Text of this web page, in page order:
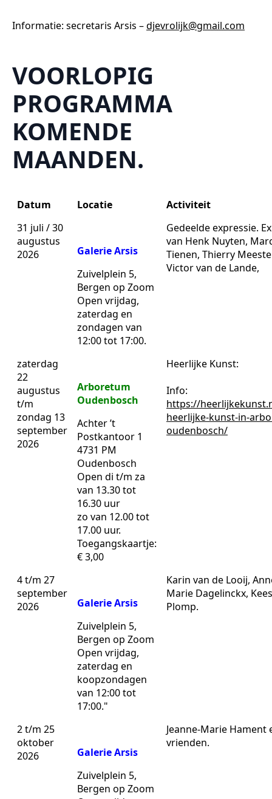
Informatie: secretaris Arsis –djevrolijk@gmail.com
VOORLOPIG
PROGRAMMA
KOMENDE
MAANDEN.
Datum Locatie
Activiteit
31 juli / 30
augustus
2026
Galerie Arsis
Zuivelplein 5,
Bergen op Zoom
Open vrijdag,
zaterdag en
zondagen van
12:00 tot 17:00.
Gedeelde expressie.
van Henk Nuyten,
Tienen, Thierry
Victor van de Lande,
zaterdag
22
augustus
t/m
zondag 13
september
2026
Arboretum
Oudenbosch
Achter ’t
Postkantoor 1
4731 PM
Oudenbosch
Open di t/m za
van 13.30 tot
16.30 uur
zo van 12.00 tot
17.00 uur.
Toegangskaartje:
€ 3,00
Heerlijke Kunst:
Info:
https://
heerlijke-kunst-in-
oudenbosch/
4 t/m 27
september
2026
Galerie Arsis
Zuivelplein 5,
Bergen op Zoom
Open vrijdag,
zaterdag en
koopzondagen
van 12:00 tot
17:00."
Karin van de Looij,
Marie Dagelinckx, Kees
Plomp.
2 t/m 25
oktober
2026
Galerie Arsis
Zuivelplein 5,
Bergen op Zoom
Jeanne-Marie Hament
vrienden.